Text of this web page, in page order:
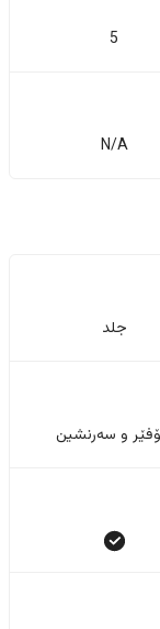
5
N/A
جلد
و سەرنشین